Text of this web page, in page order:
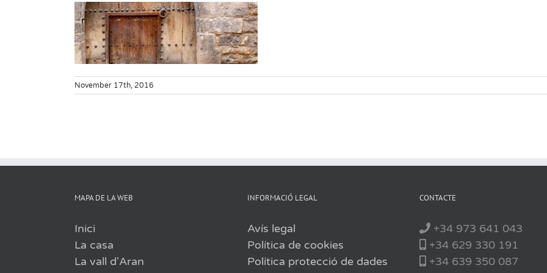
November 17th, 2016
MAPA DE LA WEB
Inici
La casa
La vall d'Aran
INFORMACIÓ LEGAL
Avís legal
Política de cookies
Política protecció de dades
CONTACTE
+34 973 641 043
+34 629 330 191
+34 639 350 087